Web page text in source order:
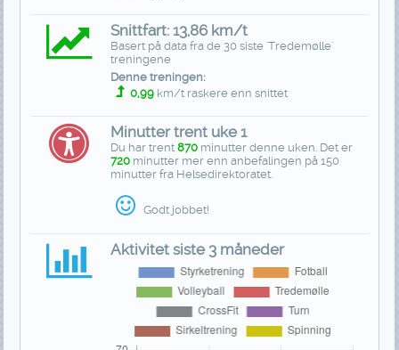
Snittfart: 13,86 km/t
Basert på data fra de 30 siste 'Tredemølle'
treningene
Denne treningen:
0,99 km/t raskere enn snittet
Minutter trent uke 1
Du har trent870 minutter denne uken. Det er
720 minutter mer enn anbefalingen på 150
minutter fra Helsedirektoratet.
Godt jobbet!
Aktivitet siste 3 måneder